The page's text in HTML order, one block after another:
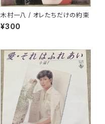
木村一八 / オレたちだけの約束
¥300